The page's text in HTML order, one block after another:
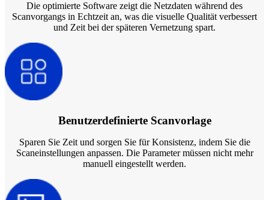
Die optimierte Software zeigt die Netzdaten während des
Scanvorgangs in Echtzeit an, was die visuelle Qualität verbessert
und Zeit bei der späteren Vernetzung spart.
Benutzerdefinierte Scanvorlage
Sparen Sie Zeit und sorgen Sie für Konsistenz, indem Sie die
Scaneinstellungen anpassen. Die Parameter müssen nicht mehr
manuell eingestellt werden.